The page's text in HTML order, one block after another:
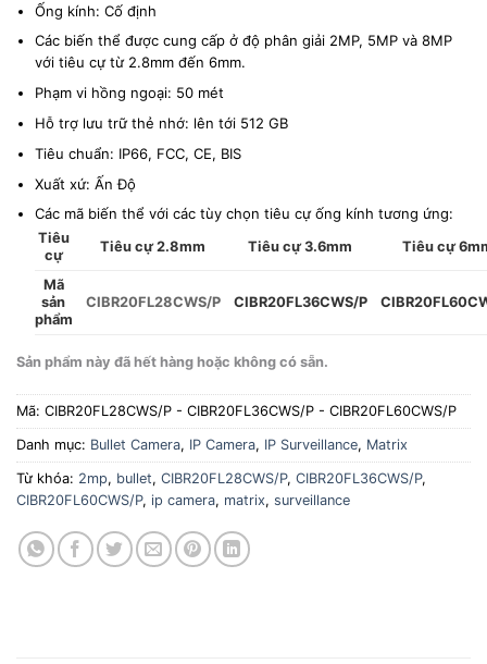
Ống kính: Cố định
Các biến thể được cung cấp ở độ phân giải 2MP, 5MP và 8MP
với tiêu cự từ 2.8mm đến 6mm.
Phạm vi hồng ngoại: 50 mét
Hỗ trợ lưu trữ thẻ nhớ: lên tới 512 GB
Tiêu chuẩn: IP66, FCC, CE, BIS
Xuất xứ: Ấn Độ
Các mã biến thể với các tùy chọn tiêu cự ống kính tương ứng:
Tiêu
cự
Tiêu cự 2.8mm Tiêu cự 3.6mm Tiêu cự
Mã
sản
phẩm
CIBR20FL28CWS/P CIBR20FL36CWS/P
Sản phẩm này đã hết hàng hoặc không có sẵn.
Mã: CIBR20FL28CWS/P - CIBR20FL36CWS/P - CIBR20FL60CWS/P
Danh mục: Bullet Camera, IP Camera, IP Surveillance, Matrix
Từ khóa: 2mp, bullet, CIBR20FL28CWS/P, CIBR20FL36CWS/P,
CIBR20FL60CWS/P, ip camera, matrix, surveillance